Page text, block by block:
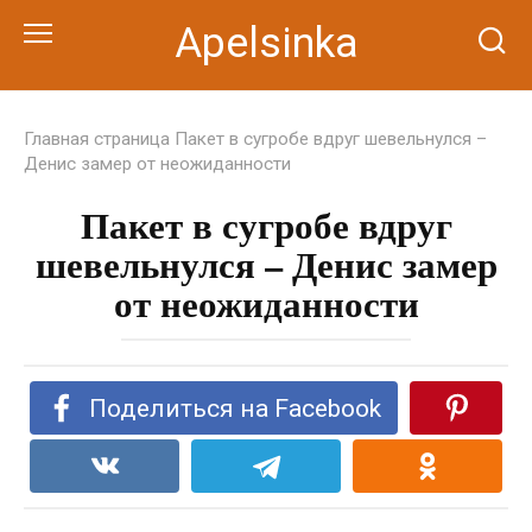
Apelsinka
Главная страница Пакет в сугробе вдруг шевельнулся –
Денис замер от неожиданности
Пакет в сугробе вдруг
шевельнулся – Денис замер
от неожиданности
Поделиться на Facebook